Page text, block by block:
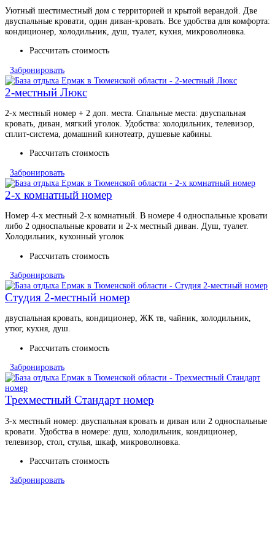
Уютный шестиместный дом с территорией и крытой верандой. Две
двуспальные кровати, один диван-кровать. Все удобства для комфорта:
кондиционер, холодильник, душ, туалет, кухня, микроволновка.
Рассчитать стоимость
Забронировать
2-местный Люкс
2-х местный номер + 2 доп. места. Спальные места: двуспальная
кровать, диван, мягкий уголок. Удобства: холодильник, телевизор,
сплит-система, домашний кинотеатр, душевые кабины.
Рассчитать стоимость
Забронировать
2-х комнатный номер
Номер 4-х местный 2-х комнатный. В номере 4 односпальные кровати
либо 2 односпальные кровати и 2-х местный диван. Душ, туалет.
Холодильник, кухонный уголок
Рассчитать стоимость
Забронировать
Студия 2-местный номер
двуспальная кровать, кондиционер, ЖК тв, чайник, холодильник,
утюг, кухня, душ.
Рассчитать стоимость
Забронировать
Трехместный Стандарт номер
3-х местный номер: двуспальная кровать и диван или 2 односпальные
кровати. Удобства в номере: душ, холодильник, кондиционер,
телевизор, стол, стулья, шкаф, микроволновка.
Рассчитать стоимость
Забронировать